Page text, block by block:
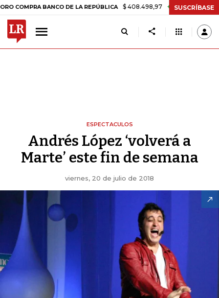
LA REPÚBLICA $ 408.498,97 +$ 8.753,81 +2,19% TASA DE USURA
SUSCRÍBASE
ESPECTACULOS
Andrés López ‘volverá a
Marte’ este fin de semana
viernes, 20 de julio de 2018